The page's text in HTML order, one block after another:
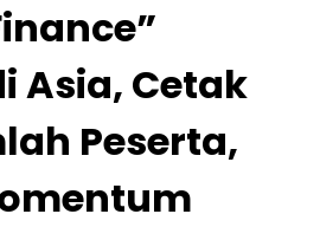
Asia, Cetak
Peserta,